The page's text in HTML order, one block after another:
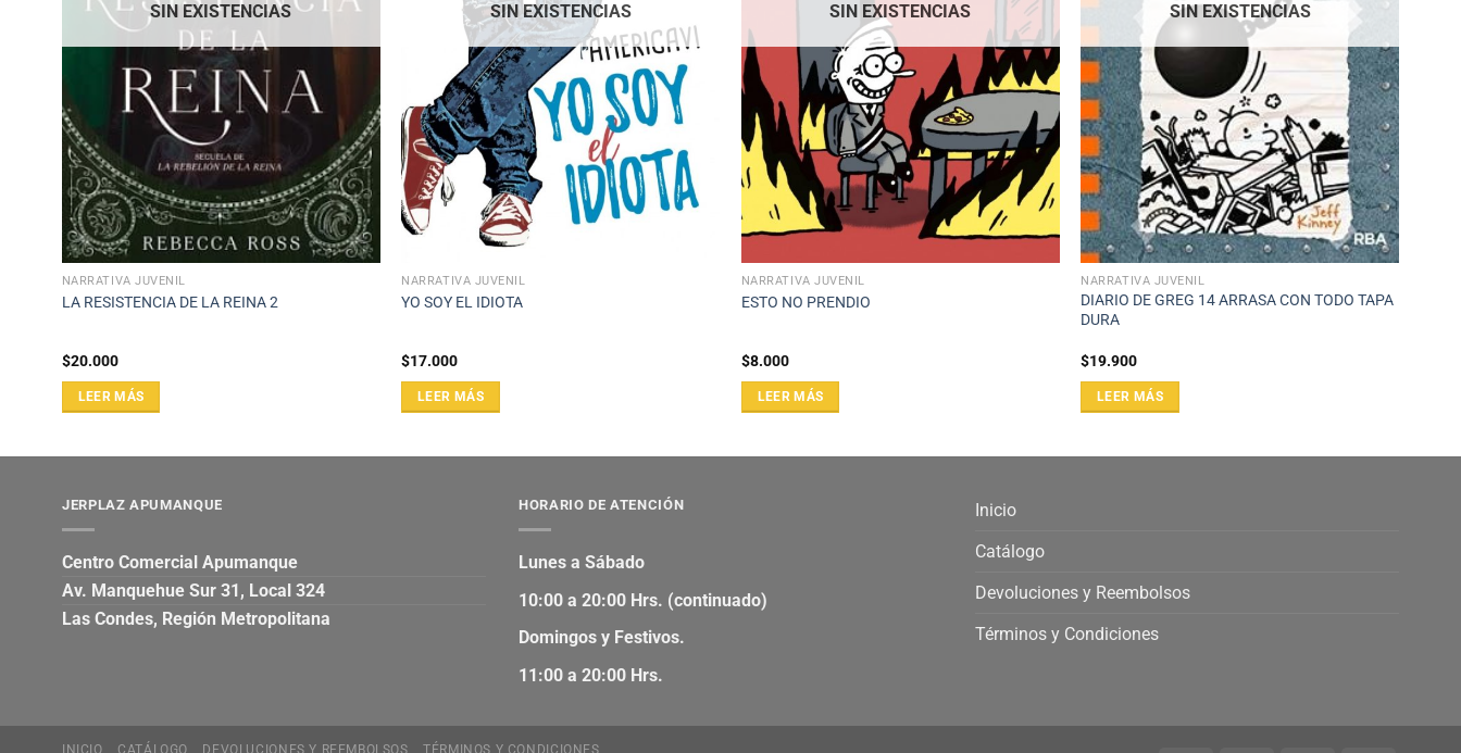
SIN EXISTENCIAS
NARRATIVA JUVENIL
LA RESISTENCIA DE LA REINA 2
$20.000
LEER MÁS
SIN EXISTENCIAS
NARRATIVA JUVENIL
YO SOY EL IDIOTA
$17.000
LEER MÁS
SIN EXISTENCIAS
NARRATIVA JUVENIL
ESTO NO PRENDIO
$8.000
LEER MÁS
SIN EXISTENCIAS
NARRATIVA JUVENIL
DIARIO DE GREG 14 ARRASA CON TODO TAPA
DURA
$19.900
LEER MÁS
JERPLAZ APUMANQUE
Centro Comercial Apumanque
Av. Manquehue Sur 31, Local 324
Las Condes, Región Metropolitana
HORARIO DE ATENCIÓN
Lunes a Sábado
10:00 a 20:00 Hrs. (continuado)
Domingos y Festivos.
11:00 a 20:00 Hrs.
Inicio
Catálogo
Devoluciones y Reembolsos
Términos y Condiciones
INICIO CATÁLOGO DEVOLUCIONES Y REEMBOLSOS TÉRMINOS Y CONDICIONES